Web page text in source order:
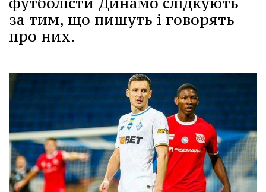
за тим, що пишуть і говорять
про них.